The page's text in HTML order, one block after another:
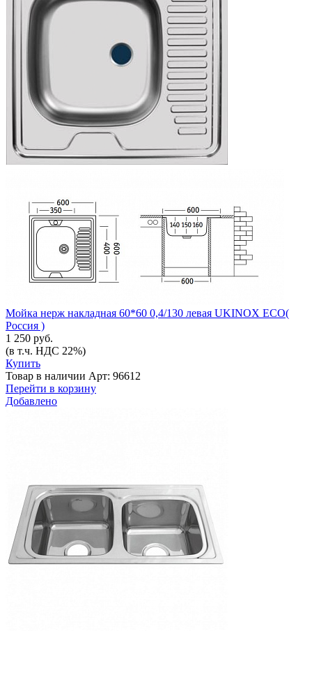
Мойка нерж накладная 60*60 0,4/130 левая UKINOX ECO(
Россия )
1 250 руб.
(в т.ч. НДС 22%)
Купить
Товар в наличии Арт: 96612
Перейти в корзину
Добавлено